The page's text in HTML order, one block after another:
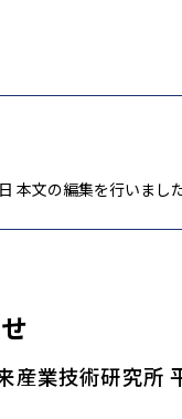
本文の編集を行いました
産業技術研究所